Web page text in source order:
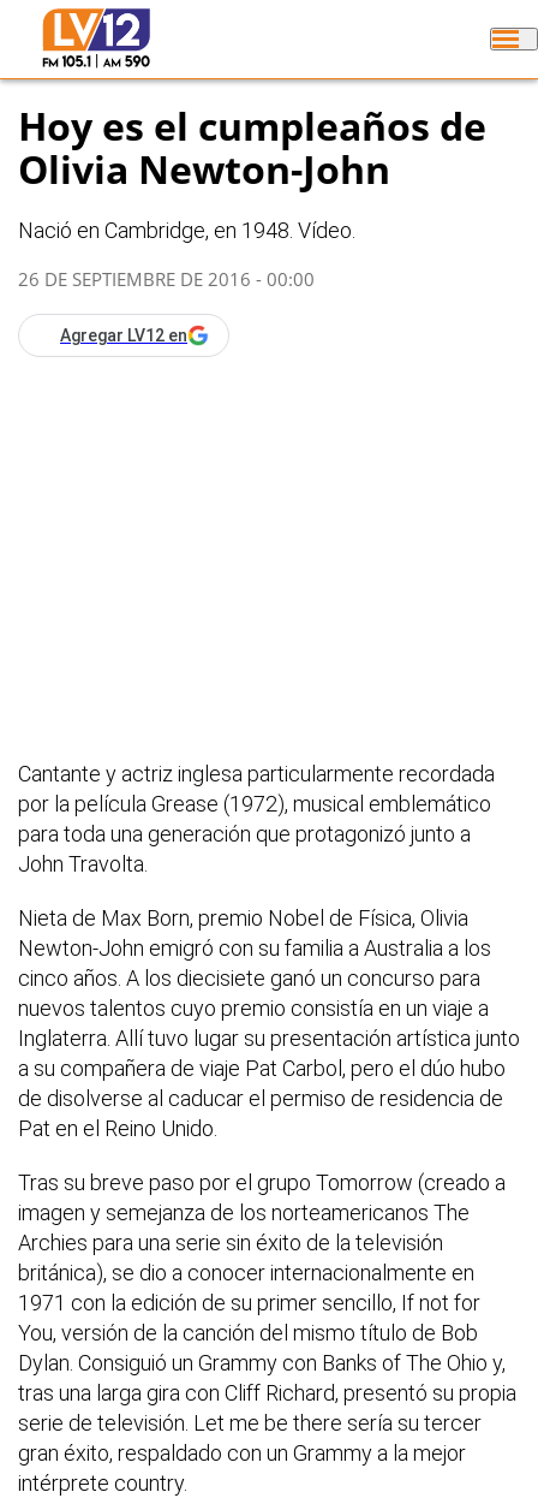
Hoy es el cumpleaños de
Olivia Newton-John
Nació en Cambridge, en 1948. Vídeo.
26 DE SEPTIEMBRE DE 2016 - 00:00
Agregar LV12 en
Cantante y actriz inglesa particularmente recordada
por la película Grease (1972), musical emblemático
para toda una generación que protagonizó junto a
John Travolta.
Nieta de Max Born, premio Nobel de Física, Olivia
Newton-John emigró con su familia a Australia a los
cinco años. A los diecisiete ganó un concurso para
nuevos talentos cuyo premio consistía en un viaje a
Inglaterra. Allí tuvo lugar su presentación artística junto
a su compañera de viaje Pat Carbol, pero el dúo hubo
de disolverse al caducar el permiso de residencia de
Pat en el Reino Unido.
Tras su breve paso por el grupo Tomorrow (creado a
imagen y semejanza de los norteamericanos The
Archies para una serie sin éxito de la televisión
británica), se dio a conocer internacionalmente en
1971 con la edición de su primer sencillo, If not for
You, versión de la canción del mismo título de Bob
Dylan. Consiguió un Grammy con Banks of The Ohio y,
tras una larga gira con Cliff Richard, presentó su propia
serie de televisión. Let me be there sería su tercer
gran éxito, respaldado con un Grammy a la mejor
intérprete country.